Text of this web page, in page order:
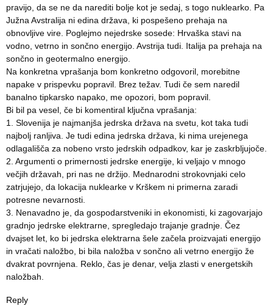
pravijo, da se ne da narediti bolje kot je sedaj, s togo nuklearko. Pa
Južna Avstralija ni edina država, ki pospešeno prehaja na
obnovljive vire. Poglejmo nejedrske sosede: Hrvaška stavi na
vodno, vetrno in sončno energijo. Avstrija tudi. Italija pa prehaja na
sončno in geotermalno energijo.
Na konkretna vprašanja bom konkretno odgovoril, morebitne
napake v prispevku popravil. Brez težav. Tudi če sem naredil
banalno tipkarsko napako, me opozori, bom popravil.
Bi bil pa vesel, če bi komentiral ključna vprašanja:
1. Slovenija je najmanjša jedrska država na svetu, kot taka tudi
najbolj ranljiva. Je tudi edina jedrska država, ki nima urejenega
odlagališča za nobeno vrsto jedrskih odpadkov, kar je zaskrbljujoče.
2. Argumenti o primernosti jedrske energije, ki veljajo v mnogo
večjih državah, pri nas ne držijo. Mednarodni strokovnjaki celo
zatrjujejo, da lokacija nuklearke v Krškem ni primerna zaradi
potresne nevarnosti.
3. Nenavadno je, da gospodarstveniki in ekonomisti, ki zagovarjajo
gradnjo jedrske elektrarne, spregledajo trajanje gradnje. Čez
dvajset let, ko bi jedrska elektrarna šele začela proizvajati energijo
in vračati naložbo, bi bila naložba v sončno ali vetrno energijo že
dvakrat povrnjena. Reklo, čas je denar, velja zlasti v energetskih
naložbah.
Reply